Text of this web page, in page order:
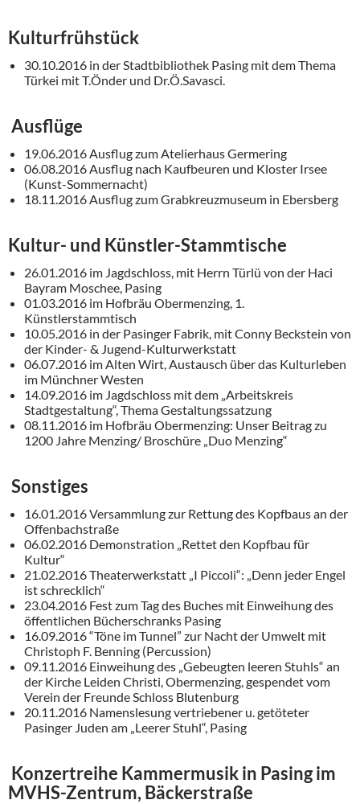
Kulturfrühstück
30.10.2016 in der Stadtbibliothek Pasing mit dem Thema
Türkei mit T.Önder und Dr.Ö.Savasci.
Ausflüge
19.06.2016 Ausflug zum Atelierhaus Germering
06.08.2016 Ausflug nach Kaufbeuren und Kloster Irsee
(Kunst-Sommernacht)
18.11.2016 Ausflug zum Grabkreuzmuseum in Ebersberg
Kultur- und Künstler-Stammtische
26.01.2016 im Jagdschloss, mit Herrn Türlü von der Haci
Bayram Moschee, Pasing
01.03.2016 im Hofbräu Obermenzing, 1.
Künstlerstammtisch
10.05.2016 in der Pasinger Fabrik, mit Conny Beckstein von
der Kinder- & Jugend-Kultur­werkstatt
06.07.2016 im Alten Wirt, Austausch über das Kulturleben
im Münchner Westen
14.09.2016 im Jagdschloss mit dem „Arbeitskreis
Stadtgestaltung“, Thema Gestaltungssatzung
08.11.2016 im Hofbräu Obermenzing: Unser Beitrag zu
1200 Jahre Menzing/ Broschüre „Duo Menzing“
Sonstiges
16.01.2016 Versammlung zur Rettung des Kopfbaus an der
Offenbachstraße
06.02.2016 Demonstration „Rettet den Kopfbau für
Kultur“
21.02.2016 Theaterwerkstatt „I Piccoli“: „Denn jeder Engel
ist schrecklich“
23.04.2016 Fest zum Tag des Buches mit Einweihung des
öffentlichen Bücherschranks Pasing
16.09.2016 “Töne im Tunnel” zur Nacht der Umwelt mit
Christoph F. Benning (Percussion)
09.11.2016 Einweihung des „Gebeugten leeren Stuhls“ an
der Kirche Leiden Christi, Obermenzing, gespendet vom
Verein der Freunde Schloss Blutenburg
20.11.2016 Namenslesung vertriebener u. getöteter
Pasinger Juden am „Leerer Stuhl“, Pasing
Konzertreihe Kammermusik in Pasing im
MVHS-Zentrum, Bäckerstraße